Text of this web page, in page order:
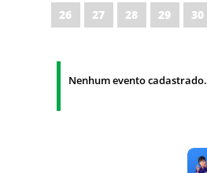
26
27 28 29 30
Nenhum evento cadastrado.